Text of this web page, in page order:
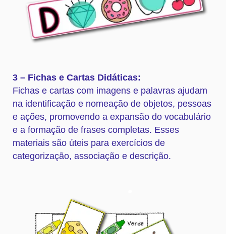
3 – Fichas e Cartas Didáticas:
Fichas e cartas com imagens e palavras ajudam
na identificação e nomeação de objetos, pessoas
e ações, promovendo a expansão do vocabulário
e a formação de frases completas. Esses
materiais são úteis para exercícios de
categorização, associação e descrição.